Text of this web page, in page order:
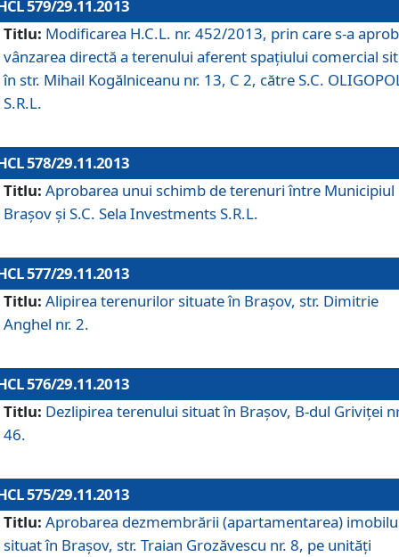
579/29.11.2013
Titlu: Modificarea H.C.L. nr. 452/2013, prin care s-a
vânzarea directă a terenului aferent spaţiului comercial
în str. Mihail Kogălniceanu nr. 13, C 2, către S.C.
S.R.L.
578/29.11.2013
Titlu: Aprobarea unui schimb de terenuri între Municipiul
Braşov şi S.C. Sela Investments S.R.L.
577/29.11.2013
Titlu: Alipirea terenurilor situate în Braşov, str. Dimitrie
Anghel nr. 2.
576/29.11.2013
Titlu: Dezlipirea terenului situat în Braşov, B-dul Griviţei
46.
575/29.11.2013
Titlu: Aprobarea dezmembrării (apartamentarea)
situat în Braşov, str. Traian Grozăvescu nr. 8, pe unităţi